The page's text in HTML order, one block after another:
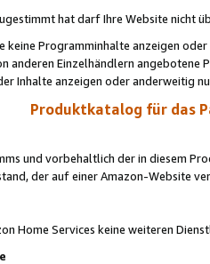
hat darf Ihre Website nicht
keine Programminhalte anzeigen
anderen Einzelhändlern
Inhalte anzeigen oder anderweitig
Produktkatalog für das
und vorbehaltlich der in diesem
der auf einer Amazon-Website
Home Services keine weiteren